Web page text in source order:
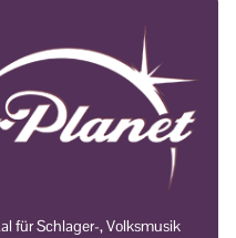
für Schlager-, Volksmusik